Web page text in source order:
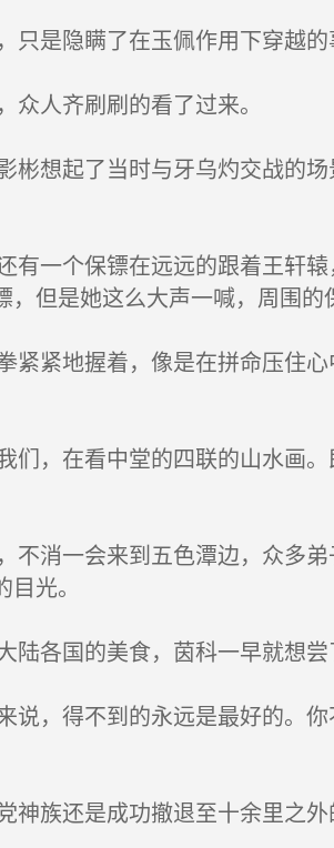
是隐瞒了在玉佩作用下穿越的
人齐刷刷的看了过来。
想起了当时与牙乌灼交战的
一个保镖在远远的跟着王轩
但是她这么大声一喊，周围的
紧地握着，像是在拼命压住心
，在看中堂的四联的山水画
消一会来到五色潭边，众多
光。
各国的美食，茵科一早就想尝
，得不到的永远是最好的。
族还是成功撤退至十余里之外